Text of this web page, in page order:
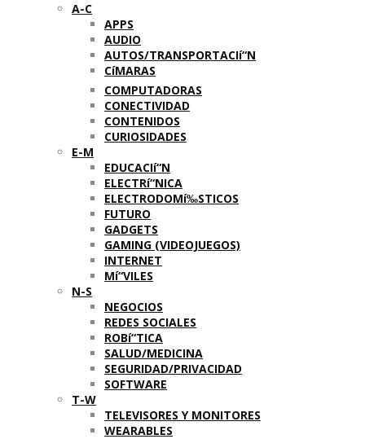
A-C
APPS
AUDIO
AUTOS/TRANSPORTACIí“N
CíMARAS
COMPUTADORAS
CONECTIVIDAD
CONTENIDOS
CURIOSIDADES
E-M
EDUCACIí“N
ELECTRí“NICA
ELECTRODOMí‰STICOS
FUTURO
GADGETS
GAMING (VIDEOJUEGOS)
INTERNET
Mí“VILES
N-S
NEGOCIOS
REDES SOCIALES
ROBí“TICA
SALUD/MEDICINA
SEGURIDAD/PRIVACIDAD
SOFTWARE
T-W
TELEVISORES Y MONITORES
WEARABLES